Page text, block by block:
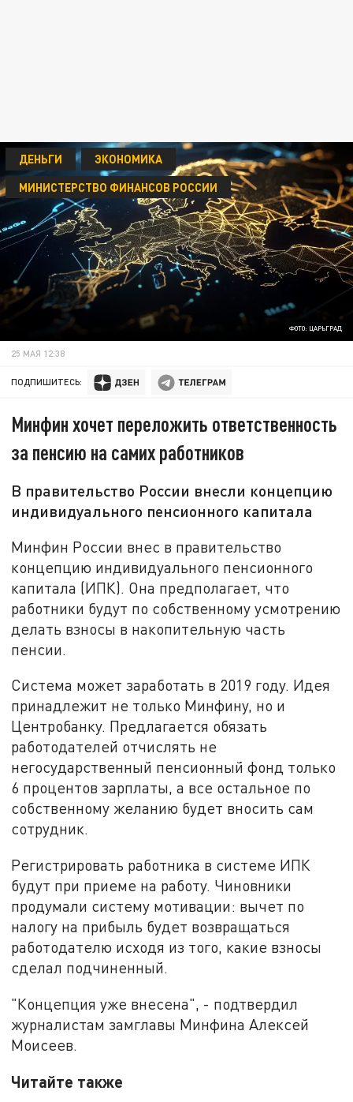
ФОТО: ЦАРЬГРАД
ДЕНЬГИ
ЭКОНОМИКА
МИНИСТЕРСТВО ФИНАНСОВ РОССИИ
25 МАЯ 12:38
ПОДПИШИТЕСЬ:
Минфин хочет переложить ответственность
за пенсию на самих работников
В правительство России внесли концепцию
индивидуального пенсионного капитала
Минфин России внес в правительство
концепцию индивидуального пенсионного
капитала (ИПК). Она предполагает, что
работники будут по собственному усмотрению
делать взносы в накопительную часть
пенсии.
Система может заработать в 2019 году. Идея
принадлежит не только Минфину, но и
Центробанку. Предлагается обязать
работодателей отчислять не
негосударственный пенсионный фонд только
6 процентов зарплаты, а все остальное по
собственному желанию будет вносить сам
сотрудник.
Регистрировать работника в системе ИПК
будут при приеме на работу. Чиновники
продумали систему мотивации: вычет по
налогу на прибыль будет возвращаться
работодателю исходя из того, какие взносы
сделал подчиненный.
"Концепция уже внесена", - подтвердил
журналистам замглавы Минфина Алексей
Моисеев.
Читайте также